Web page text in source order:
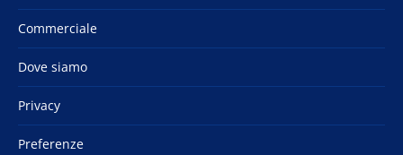
Commerciale
Dove siamo
Privacy
Preferenze